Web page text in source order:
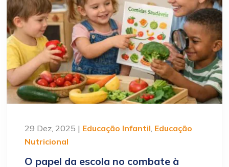
29 Dez, 2025 | Educação Infantil Educação
Nutricional
O papel da escola no combate à